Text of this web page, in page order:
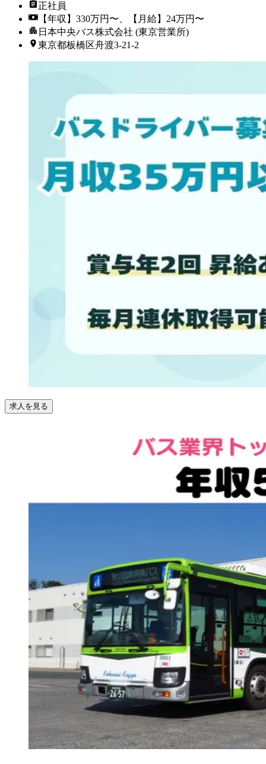
正社員
【年収】330万円〜、【月給】24万円〜
日本中央バス株式会社 (東京営業所)
東京都板橋区舟渡3-21-2
求人を見る